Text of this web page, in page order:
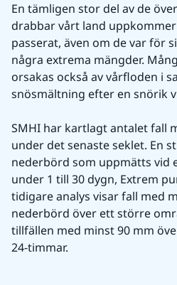
En tämligen stor del av de
drabbar vårt land
passerat, även om de var för
några extrema mängder.
orsakas också av vårfloden i
snösmältning efter en snörik
SMHI har kartlagt antalet fall
under det senaste seklet. En
nederbörd som uppmätts vid
under 1 till 30 dygn, Extrem
tidigare analys visar fall med
nederbörd över ett större
tillfällen med minst 90 mm
24-timmar.